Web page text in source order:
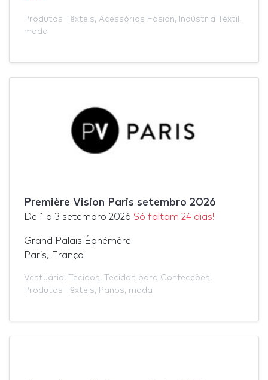
Produtos Têxteis, Acessórios Fasion, Indústria Têxtil ,
moda
Première Vision Paris setembro 2026
De 1 a 3 setembro 2026 Só faltam 24 dias!
Grand Palais Éphémère
Paris, França
Vestuário, Tecidos, Tecidos para Confecções,
Produtos Têxteis, Panos, moda